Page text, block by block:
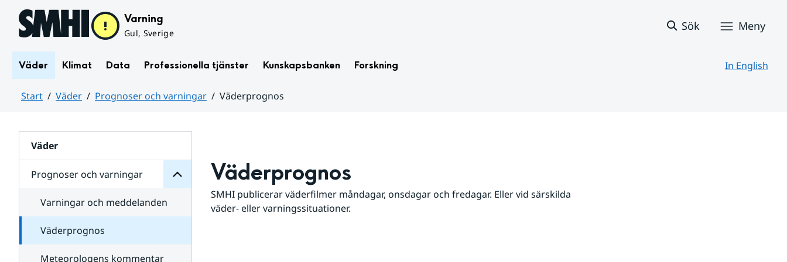
Hoppa till sidans innehåll Varning
Gul, Sverige
Sök Meny
Väder Klimat Data Professionella tjänster Kunskapsbanken Forskning In English
Start Väder Prognoser och varningar
Väderprognos
Väder
Prognoser och varningar
för
varningar
Varningar och meddelanden
Väderprognos
Meteorologens kommentar
Väderprognos
SMHI publicerar väderfilmer måndagar, onsdagar och fredagar. Eller vid särskilda
väder- eller varningssituationer.